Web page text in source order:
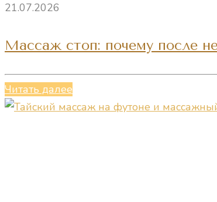
21.07.2026
Массаж стоп: почему после
Читать далее